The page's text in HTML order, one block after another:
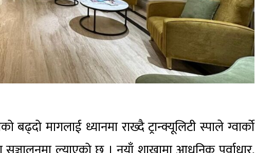
मागलाई ध्यानमा राख्दै ट्रान्क्यूलिटी स्पाले ग्वार्काे